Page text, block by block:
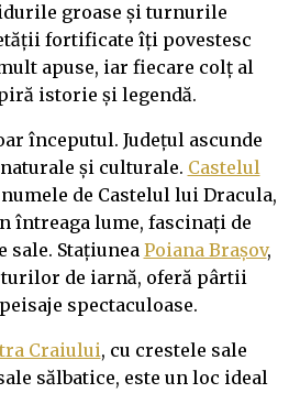
groase și turnurile
fortificate îți povestesc
apuse, iar fiecare colț al
istorie și legendă.
începutul. Județul ascunde
și culturale. Castelul
de Castelul lui Dracula,
întreaga lume, fascinați de
sale. Stațiunea Poiana Brașov,
de iarnă, oferă pârtii
spectaculoase.
Craiului, cu crestele sale
sălbatice, este un loc ideal